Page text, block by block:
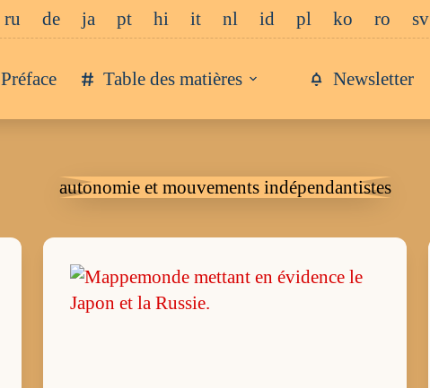
ru de ja pt hi it nl id pl ko ro sv
Préface Table des matières Newsletter
autonomie et mouvements indépendantistes